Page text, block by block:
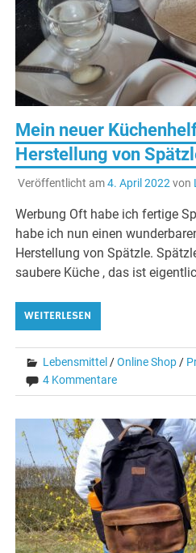
Mein neuer
Herstellung von
Veröffentlicht am4. April 2022 von
Werbung Oft habe ich fertige
habe ich nun einen
Herstellung von Spätzle.
saubere Küche , das ist
WEITERLESEN
Lebensmittel /Online Shop /
4 Kommentare